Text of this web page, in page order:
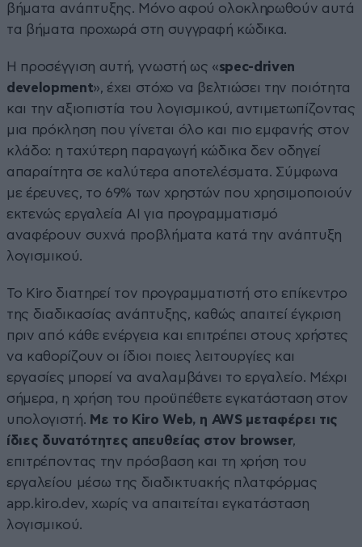
βήματα ανάπτυξης. Μόνο αφού ολοκληρωθούν αυτά
τα βήματα προχωρά στη συγγραφή κώδικα.
Η προσέγγιση αυτή, γνωστή ως «spec-driven
development», έχει στόχο να βελτιώσει την ποιότητα
και την αξιοπιστία του λογισμικού, αντιμετωπίζοντας
μια πρόκληση που γίνεται όλο και πιο εμφανής στον
κλάδο: η ταχύτερη παραγωγή κώδικα δεν οδηγεί
απαραίτητα σε καλύτερα αποτελέσματα. Σύμφωνα
με έρευνες, το 69% των χρηστών που χρησιμοποιούν
εκτενώς εργαλεία AI για προγραμματισμό
αναφέρουν συχνά προβλήματα κατά την ανάπτυξη
λογισμικού.
Το Kiro διατηρεί τον προγραμματιστή στο επίκεντρο
της διαδικασίας ανάπτυξης, καθώς απαιτεί έγκριση
πριν από κάθε ενέργεια και επιτρέπει στους χρήστες
να καθορίζουν οι ίδιοι ποιες λειτουργίες και
εργασίες μπορεί να αναλαμβάνει το εργαλείο. Μέχρι
σήμερα, η χρήση του προϋπέθετε εγκατάσταση στον
υπολογιστή. Με το Kiro Web, η AWS μεταφέρει τις
ίδιες δυνατότητες απευθείας στον browser,
επιτρέποντας την πρόσβαση και τη χρήση του
εργαλείου μέσω της διαδικτυακής πλατφόρμας
app.kiro.dev, χωρίς να απαιτείται εγκατάσταση
λογισμικού.